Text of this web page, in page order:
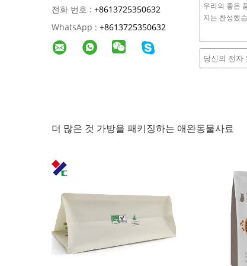
전화 번호 : +8613725350632
WhatsApp : +8613725350632
더 많은 것 가방을 패키징하는 애완동물사료